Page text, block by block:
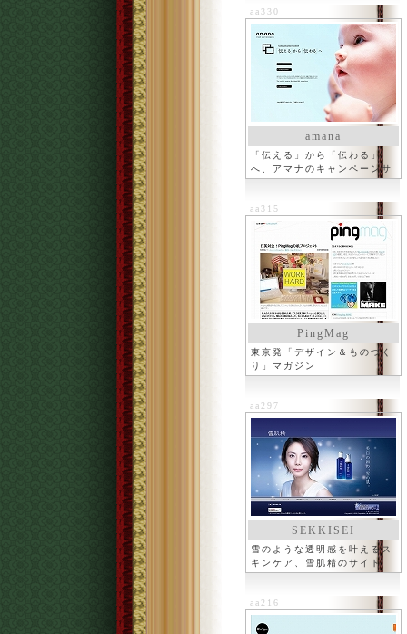
aa330
amana
「伝える」から「伝わる」
へ、アマナのキャンペーンサ
イト
aa315
PingMag
東京発「デザイン＆ものづく
り」マガジン
aa297
SEKKISEI
雪のような透明感を叶えるス
キンケア、雪肌精のサイト
aa216